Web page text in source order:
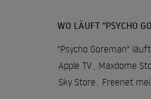
WO LÄUFT "PSYCHO
"Psycho Goreman"
Apple TV, Maxdome
Sky Store , Freenet